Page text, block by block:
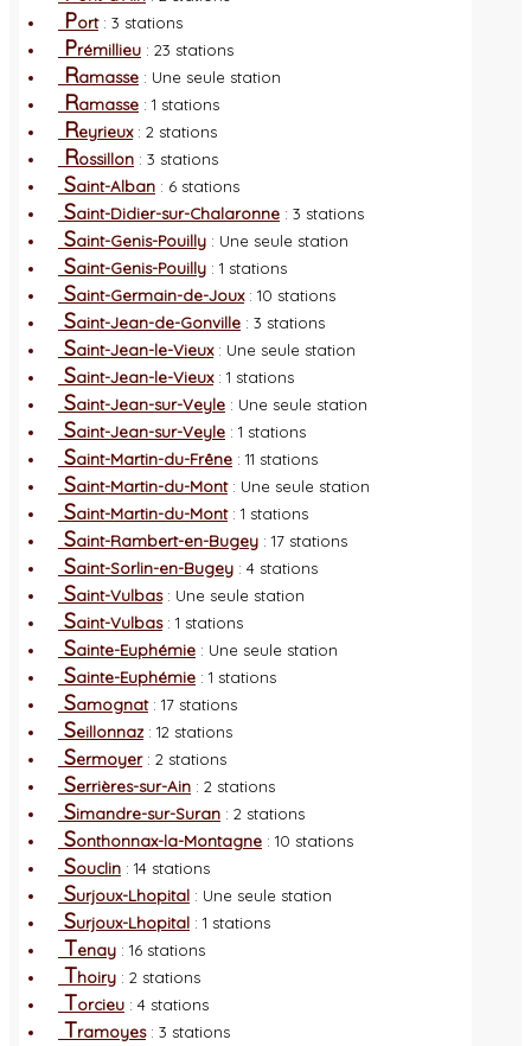
Port: 3 stations
Prémillieu : 23 stations
Ramasse : Une seule station
Ramasse : 1 stations
Reyrieux: 2 stations
Rossillon : 3 stations
Saint-Alban : 6 stations
Saint-Didier-sur-Chalaronne : 3 stations
Saint-Genis-Pouilly : Une seule station
Saint-Genis-Pouilly : 1 stations
Saint-Germain-de-Joux: 10 stations
Saint-Jean-de-Gonville : 3 stations
Saint-Jean-le-Vieux: Une seule station
Saint-Jean-le-Vieux: 1 stations
Saint-Jean-sur-Veyle : Une seule station
Saint-Jean-sur-Veyle : 1 stations
Saint-Martin-du-Frêne : 11 stations
Saint-Martin-du-Mont: Une seule station
Saint-Martin-du-Mont: 1 stations
Saint-Rambert-en-Bugey : 17 stations
Saint-Sorlin-en-Bugey : 4 stations
Saint-Vulbas: Une seule station
Saint-Vulbas: 1 stations
Sainte-Euphémie : Une seule station
Sainte-Euphémie : 1 stations
Samognat: 17 stations
Seillonnaz: 12 stations
Sermoyer: 2 stations
Serrières-sur-Ain : 2 stations
Simandre-sur-Suran : 2 stations
Sonthonnax-la-Montagne : 10 stations
Souclin : 14 stations
Surjoux-Lhopital : Une seule station
Surjoux-Lhopital : 1 stations
Tenay : 16 stations
Thoiry : 2 stations
Torcieu : 4 stations
Tramoyes: 3 stations